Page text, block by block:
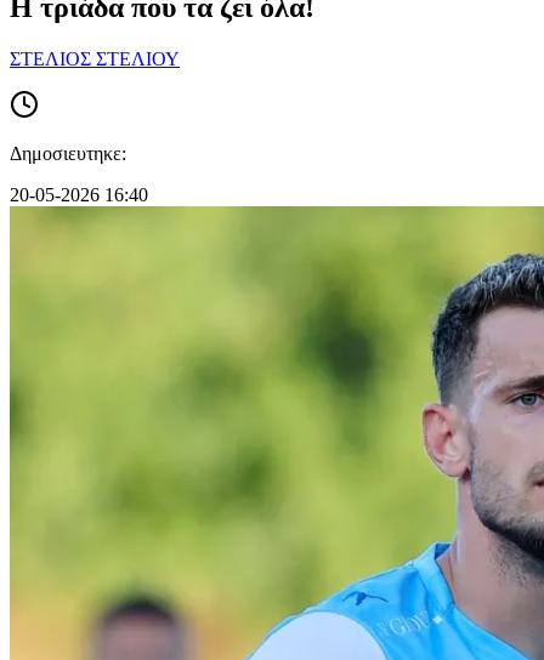
H τριάδα που τα ζει όλα!
ΣΤΕΛΙΟΣ ΣΤΕΛΙΟΥ
Δημοσιευτηκε:
20-05-2026 16:40